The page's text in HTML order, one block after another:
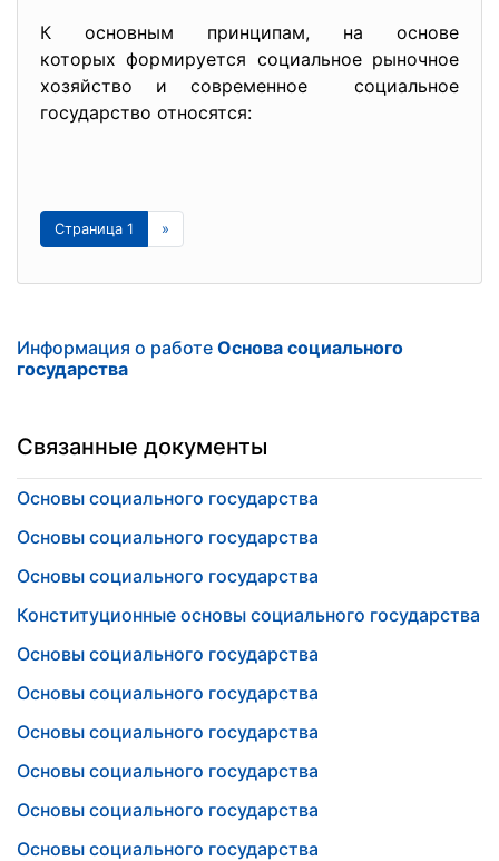
К основным принципам, на основе
которых формируется социальное рыночное
хозяйство и современное социальное
государство относятся:
Страница 1 »
Информация о работе Основа социального
государства
Связанные документы
Основы социального государства
Основы социального государства
Основы социального государства
Конституционные основы социального государства
Основы социального государства
Основы социального государства
Основы социального государства
Основы социального государства
Основы социального государства
Основы социального государства